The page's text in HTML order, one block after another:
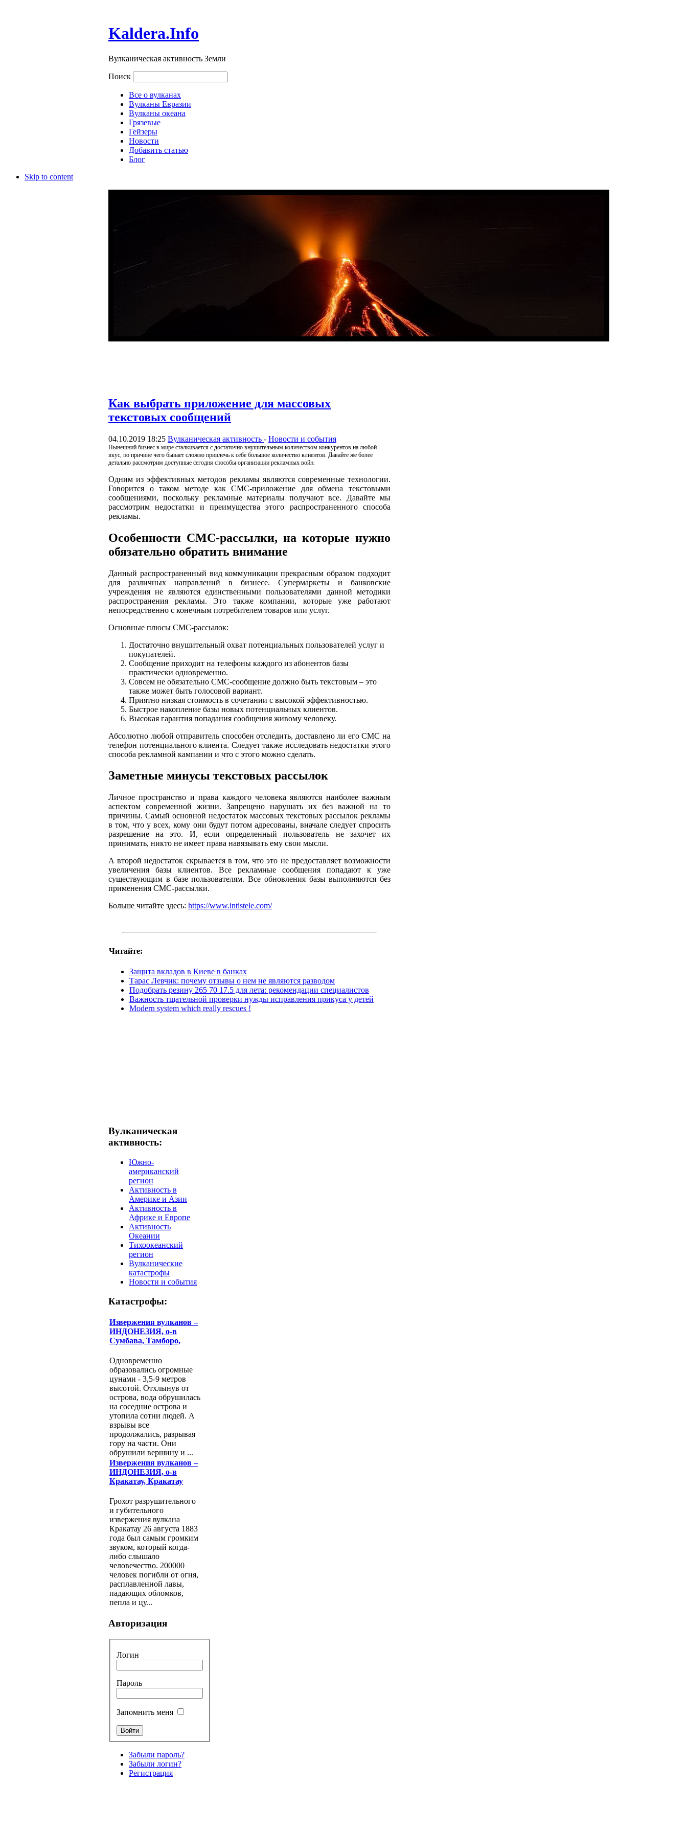
Kaldera.Info
Вулканическая активность Земли
Поиск
Все о вулканах
Вулканы Евразии
Вулканы океана
Грязевые
Гейзеры
Новости
Добавить статью
Блог
Skip to content
Как выбрать приложение для массовых
текстовых сообщений
04.10.2019 18:25 Вулканическая активность - Новости и события
Нынешний бизнес в мире сталкивается с достаточно внушительным количеством конкурентов на любой
вкус, по причине чего бывает сложно привлечь к себе большое количество клиентов. Давайте же более
детально рассмотрим доступные сегодня способы организации рекламных войн.
Одним из эффективных методов рекламы являются современные технологии.
Говорится о таком методе как СМС-приложение для обмена текстовыми
сообщениями, поскольку рекламные материалы получают все. Давайте мы
рассмотрим недостатки и преимущества этого распространенного способа
рекламы.
Особенности СМС-рассылки, на которые нужно
обязательно обратить внимание
Данный распространенный вид коммуникации прекрасным образом подходит
для различных направлений в бизнесе. Супермаркеты и банковские
учреждения не являются единственными пользователями данной методики
распространения рекламы. Это также компании, которые уже работают
непосредственно с конечным потребителем товаров или услуг.
Основные плюсы СМС-рассылок:
Достаточно внушительный охват потенциальных пользователей услуг и
покупателей.
Сообщение приходит на телефоны каждого из абонентов базы
практически одновременно.
Совсем не обязательно СМС-сообщение должно быть текстовым – это
также может быть голосовой вариант.
Приятно низкая стоимость в сочетании с высокой эффективностью.
Быстрое накопление базы новых потенциальных клиентов.
Высокая гарантия попадания сообщения живому человеку.
Абсолютно любой отправитель способен отследить, доставлено ли его СМС на
телефон потенциального клиента. Следует также исследовать недостатки этого
способа рекламной кампании и что с этого можно сделать.
Заметные минусы текстовых рассылок
Личное пространство и права каждого человека являются наиболее важным
аспектом современной жизни. Запрещено нарушать их без важной на то
причины. Самый основной недостаток массовых текстовых рассылок рекламы
в том, что у всех, кому они будут потом адресованы, вначале следует спросить
разрешение на это. И, если определенный пользователь не захочет их
принимать, никто не имеет права навязывать ему свои мысли.
А второй недостаток скрывается в том, что это не предоставляет возможности
увеличения базы клиентов. Все рекламные сообщения попадают к уже
существующим в базе пользователям. Все обновления базы выполняются без
применения СМС-рассылки.
Больше читайте здесь: https://www.intistele.com/
Читайте:
Защита вкладов в Киеве в банках
Тарас Левчик: почему отзывы о нем не являются разводом
Подобрать резину 265 70 17.5 для лета: рекомендации специалистов
Важность тщательной проверки нужды исправления прикуса у детей
Modern system which really rescues !
Вулканическая
активность:
Южно-
американский
регион
Активность в
Америке и Азии
Активность в
Африке и Европе
Активность
Океании
Тихоокеанский
регион
Вулканические
катастрофы
Новости и события
Катастрофы:
Извержения вулканов –
ИНДОНЕЗИЯ, о-в
Сумбава, Тамборо,
Одновременно
образовались огромные
цунами - 3,5-9 метров
высотой. Отхлынув от
острова, вода обрушилась
на соседние острова и
утопила сотни людей. А
взрывы все
продолжались, разрывая
гору на части. Они
обрушили вершину и ...
Извержения вулканов –
ИНДОНЕЗИЯ, о-в
Кракатау, Кракатау
Грохот разрушительного
и губительного
извержения вулкана
Кракатау 26 августа 1883
года был самым громким
звуком, который когда-
либо слышало
человечество. 200000
человек погибли от огня,
расплавленной лавы,
падающих обломков,
пепла и цу...
Авторизация
Логин
Пароль
Запомнить меня
Забыли пароль?
Забыли логин?
Регистрация